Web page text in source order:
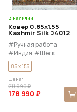
В наличии
Ковер 0.85x1.55
Kashmir Silk 04012
#Ручная работа
#Индия #Шёлк
85 x 155
Цена:
211 990 ₽
178 990 ₽